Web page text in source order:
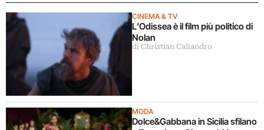
CINEMA & TV
L’Odissea è il film più politico di
Nolan
di Christian Caliandro
MODA
Dolce&Gabbana in Sicilia sfilano